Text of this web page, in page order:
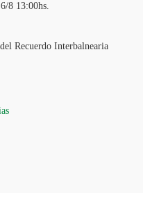
8 13:00hs.
Recuerdo Interbalnearia